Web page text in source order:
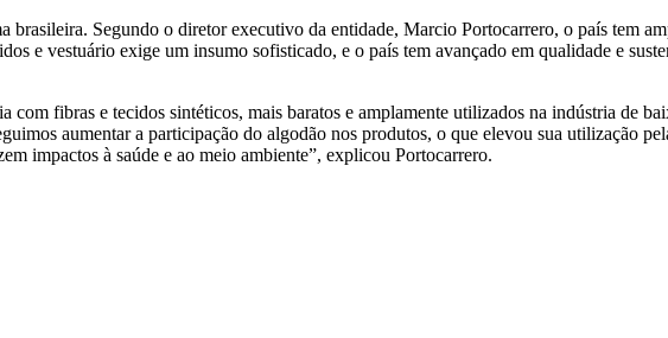
brasileira. Segundo o diretor executivo da entidade, Marcio Portocarrero, o país tem
e vestuário exige um insumo sofisticado, e o país tem avançado em qualidade e
fibras e tecidos sintéticos, mais baratos e amplamente utilizados na indústria de
aumentar a participação do algodão nos produtos, o que elevou sua utilização
impactos à saúde e ao meio ambiente”, explicou Portocarrero.